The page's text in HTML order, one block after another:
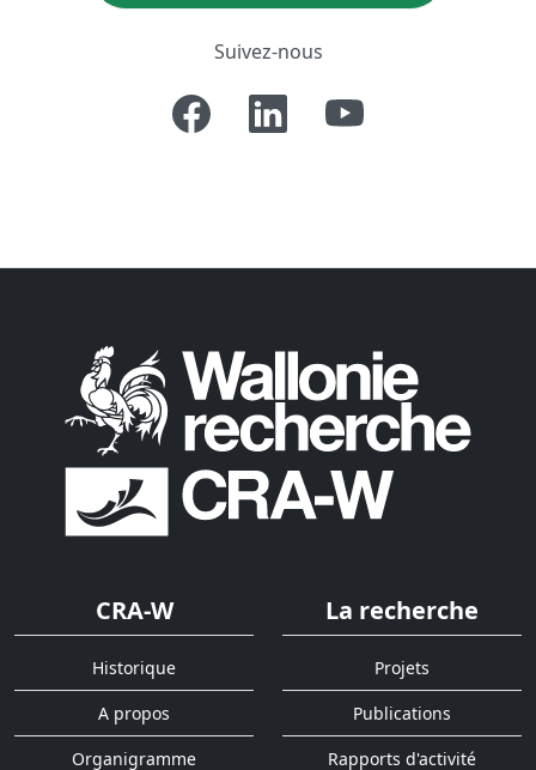
Suivez-nous
CRA-W
Historique
A propos
Organigramme
La recherche
Projets
Publications
Rapports d'activité